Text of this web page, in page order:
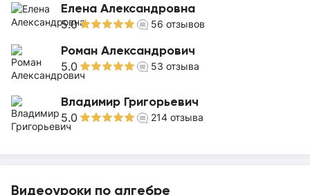
Елена Александровна
5.0 56 отзывов
Роман Александрович
5.0 53 отзыва
Владимир Григорьевич
5.0 214 отзыва
Видеоуроки по алгебре